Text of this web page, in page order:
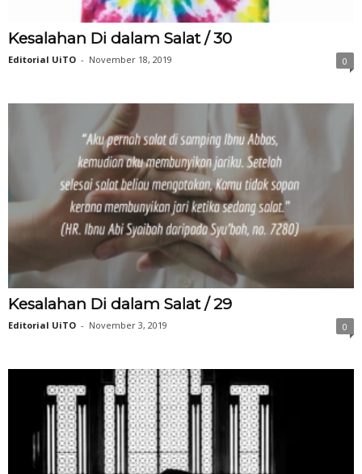
Kesalahan Di dalam Salat / 30
Editorial UiTO - November 18, 2019 0
Kesalahan Di dalam Salat / 29
Editorial UiTO - November 3, 2019 0